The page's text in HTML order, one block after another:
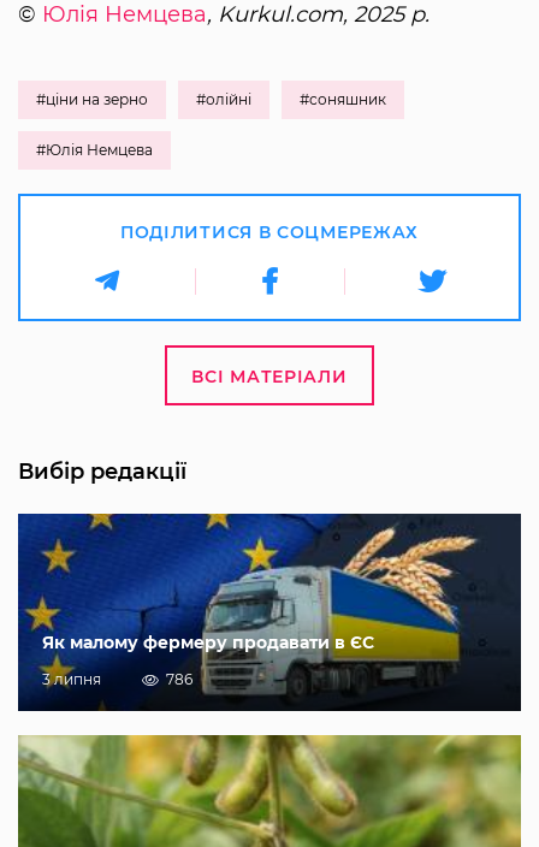
© Юлія Немцева, Kurkul.com, 2025 р.
#ціни на зерно #олійні #соняшник
#Юлія Немцева
ПОДІЛИТИСЯ В СОЦМЕРЕЖАХ
ВСІ МАТЕРІАЛИ
Вибір редакції
Як малому фермеру продавати в ЄС
3 липня 786